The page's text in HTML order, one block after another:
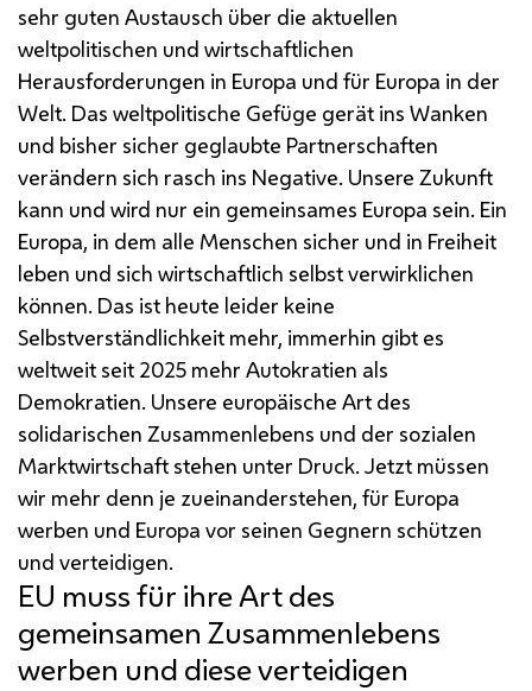
sehr guten Austausch über die aktuellen
weltpolitischen und wirtschaftlichen
Herausforderungen in Europa und für Europa in der
Welt. Das weltpolitische Gefüge gerät ins Wanken
und bisher sicher geglaubte Partnerschaften
verändern sich rasch ins Negative. Unsere Zukunft
kann und wird nur ein gemeinsames Europa sein. Ein
Europa, in dem alle Menschen sicher und in Freiheit
leben und sich wirtschaftlich selbst verwirklichen
können. Das ist heute leider keine
Selbstverständlichkeit mehr, immerhin gibt es
weltweit seit 2025 mehr Autokratien als
Demokratien. Unsere europäische Art des
solidarischen Zusammenlebens und der sozialen
Marktwirtschaft stehen unter Druck. Jetzt müssen
wir mehr denn je zueinanderstehen, für Europa
werben und Europa vor seinen Gegnern schützen
und verteidigen.
EU muss für ihre Art des
gemeinsamen Zusammenlebens
werben und diese verteidigen